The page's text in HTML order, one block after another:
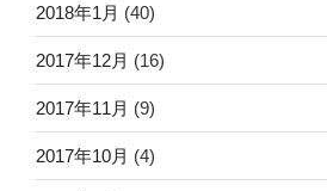
2018年1月 (40)
2017年12月 (16)
2017年11月 (9)
2017年10月 (4)